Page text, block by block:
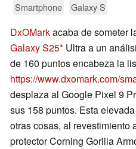
Smartphone Galaxy S
DxOMarkacaba de someter
Galaxy S25 Ultra a un
de 160 puntos encabeza la
https://www.dxomark.com/
desplaza al Google Pixel 9
sus 158 puntos. Esta
otras cosas, al revestimiento
protector Corning Gorilla